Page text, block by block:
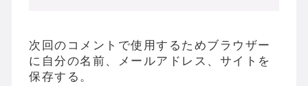
次回のコメントで使用するためブラウザー
に自分の名前、メールアドレス、サイトを
保存する。